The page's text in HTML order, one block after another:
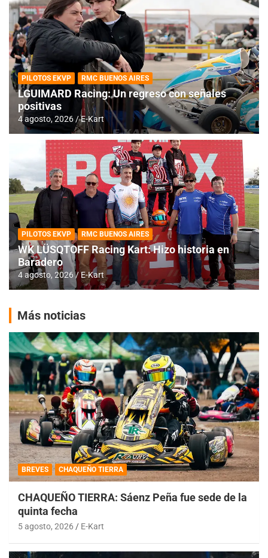
PILOTOS EKVP RMC BUENOS AIRES
LGUIMARD Racing: Un regreso con señales
positivas
4 agosto, 2026 E-Kart
PILOTOS EKVP RMC BUENOS AIRES
WK LÜSQTOFF Racing Kart: Hizo historia en
Baradero
4 agosto, 2026 E-Kart
Más noticias
BREVES CHAQUEÑO TIERRA
CHAQUEÑO TIERRA: Sáenz Peña fue sede de la
quinta fecha
5 agosto, 2026 E-Kart